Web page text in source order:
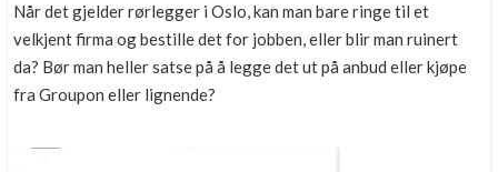
Når det gjelder rørlegger i Oslo, kan man bare ringe til et
velkjent firma og bestille det for jobben, eller blir man ruinert
da? Bør man heller satse på å legge det ut på anbud eller kjøpe
fra Groupon eller lignende?